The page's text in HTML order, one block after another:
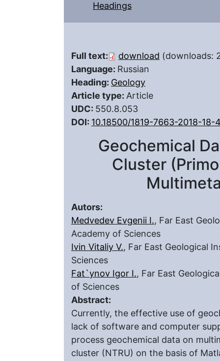
Headings
Full text: download (downloads:
Language: Russian
Heading: Geology
Article type: Article
UDC: 550.8.053
DOI: 10.18500/1819-7663-2018-18-
Geochemical
Cluster
Autors:
Medvedev Evgenii I., Far East
Academy of Sciences
Ivin Vitaliy V., Far East Geological
Sciences
Fat`ynov Igor I., Far East
of Sciences
Abstract:
Currently, the effective use of
lack of software and computer
process geochemical data on
cluster (NTRU) on the basis of